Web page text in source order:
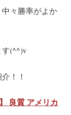
々勝率がよか
す(^^)v
！！
良質 アメリカ